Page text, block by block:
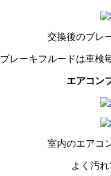
交換後のブレ
ブレーキフルードは車検
エアコン
室内のエアコ
よく汚れ